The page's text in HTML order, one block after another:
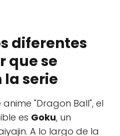
diferentes
que se
la serie
"Dragon Ball", el
es Goku, un
A lo largo de la